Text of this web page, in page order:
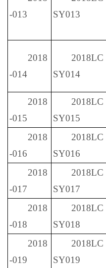
-013
SY013
2018
-014
2018LC
SY014
2018
-015
2018LC
SY015
2018
-016
2018LC
SY016
2018
-017
2018LC
SY017
2018
-018
2018LC
SY018
2018
-019
2018LC
SY019